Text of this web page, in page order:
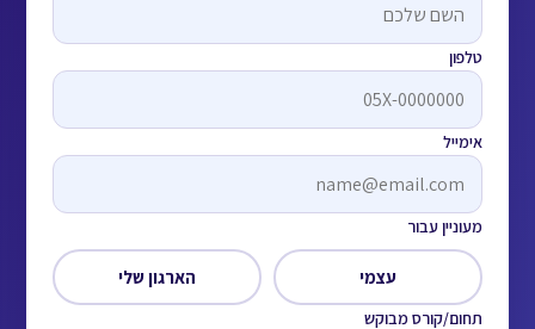
טלפון
אימייל
מעוניין עבור
עצמי הארגון שלי
תחום/קורס מבוקש